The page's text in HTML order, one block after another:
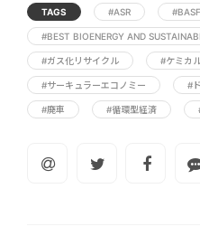
TAGS #ASR #BASF
#BEST BIOENERGY AND
#ガス化リサイクル #ケミカ
#サーキュラーエコノミー #
#廃車 #循環型経済